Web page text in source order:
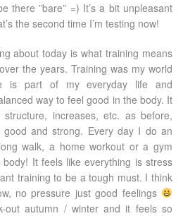
there ”bare” =) It’s a bit unpleasant
the second time I’m testing now!
about today is what training means
the years. Training was my world
is part of my everyday life and
way to feel good in the body. It
increases, etc. as before,
and strong. Every day I do an
walk, a home workout or a gym
It feels like everything is stress
training to be a tough must. I think
no pressure just good feelings
out autumn / winter and it feels so